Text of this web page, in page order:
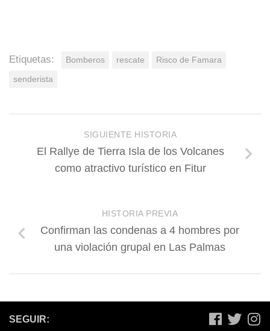
Etiquetas: Bomberos rescate
Risco de Famara
senderista
SIGUIENTE HISTORIA
El Rallye de Tierra Isla de los Volcanes
como atractivo turístico en Fitur
HISTORIA PREVIA
Confirman las condenas a 4 hombres por
una violación grupal en Las Palmas
SEGUIR: